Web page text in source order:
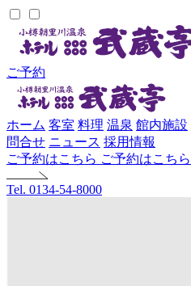
ご予約
ホーム 客室 料理 温泉 館内施設
問合せ ニュース 採用情報
ご予約はこちら ご予約はこちら
Tel. 0134-54-8000